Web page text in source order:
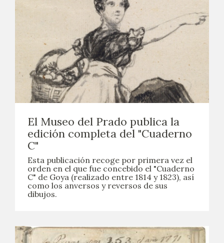
GOYA EN ARAGÓN
PREMIO ARAGÓN GOYA
EDICIONES
PUBLICACIONES
TIENDA
TIENDA ONLINE
CEDEA
El Museo del Prado publica la
edición completa del "Cuaderno
C"
Esta publicación recoge por primera vez el
orden en el que fue concebido el "Cuaderno
C" de Goya (realizado entre 1814 y 1823), así
como los anversos y reversos de sus
dibujos.